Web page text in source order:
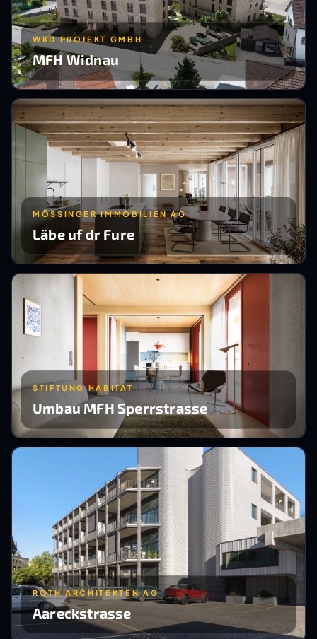
WKD PROJEKT GMBH
MFH Widnau
MÖSSINGER IMMOBILIEN AG
Läbe uf dr Fure
STIFTUNG HABITAT
Umbau MFH Sperrstrasse
ROTH ARCHITEKTEN AG
Aareckstrasse